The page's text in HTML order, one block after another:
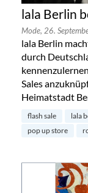
lala Berlin
Mode, 26.
lala Berlin
durch
Sales
Heimatstadt
flash sale lala
pop up store